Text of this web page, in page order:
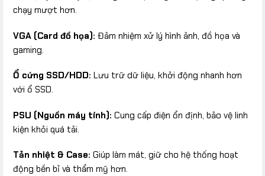
chạy mượt hơn.
VGA (Card đồ họa): Đảm nhiệm xử lý hình ảnh, đồ họa và
gaming.
Ổ cứng SSD/HDD: Lưu trữ dữ liệu, khởi động nhanh hơn
với ổ SSD.
PSU (Nguồn máy tính): Cung cấp điện ổn định, bảo vệ linh
kiện khỏi quá tải.
Tản nhiệt & Case: Giúp làm mát, giữ cho hệ thống hoạt
động bền bỉ và thẩm mỹ hơn.